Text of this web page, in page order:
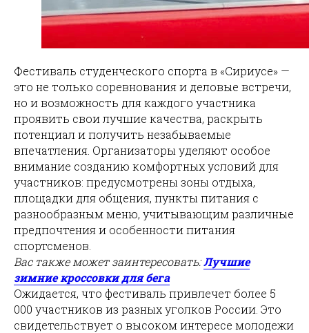
Фестиваль студенческого спорта в «Сириусе» —
это не только соревнования и деловые встречи,
но и возможность для каждого участника
проявить свои лучшие качества, раскрыть
потенциал и получить незабываемые
впечатления. Организаторы уделяют особое
внимание созданию комфортных условий для
участников: предусмотрены зоны отдыха,
площадки для общения, пункты питания с
разнообразным меню, учитывающим различные
предпочтения и особенности питания
спортсменов.
Вас также может заинтересовать:Лучшие
зимние кроссовки для бега
Ожидается, что фестиваль привлечет более 5
000 участников из разных уголков России. Это
свидетельствует о высоком интересе молодежи